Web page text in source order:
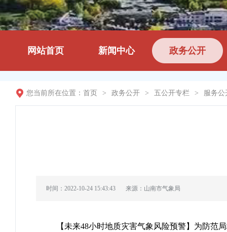
网站首页 新闻中心 政务公开
您当前所在位置： 首页 > 政务公开 > 五公开专栏 > 服务公
时间：2022-10-24 15:43:43 来源：山南市气象局